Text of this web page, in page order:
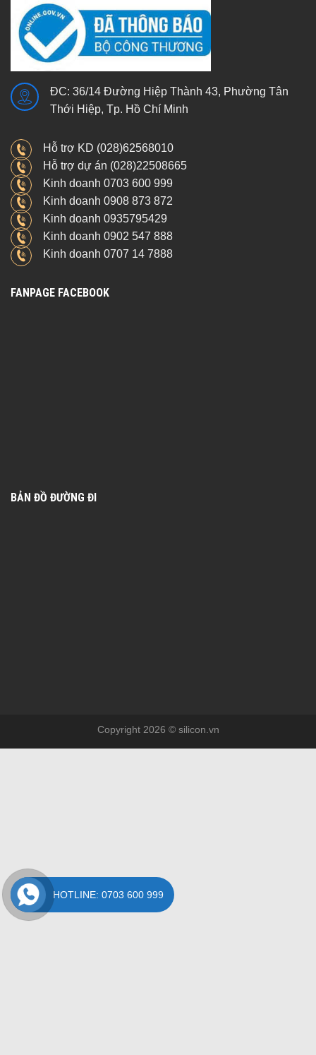
ĐC: 36/14 Đường Hiệp Thành 43, Phường Tân
Thới Hiệp, Tp. Hồ Chí Minh
Hỗ trợ KD (028)62568010
Hỗ trợ dự án (028)22508665
Kinh doanh 0703 600 999
Kinh doanh 0908 873 872
Kinh doanh 0935795429
Kinh doanh 0902 547 888
Kinh doanh 0707 14 7888
FANPAGE FACEBOOK
BẢN ĐỒ ĐƯỜNG ĐI
Copyright 2026 © silicon.vn
HOTLINE: 0703 600 999